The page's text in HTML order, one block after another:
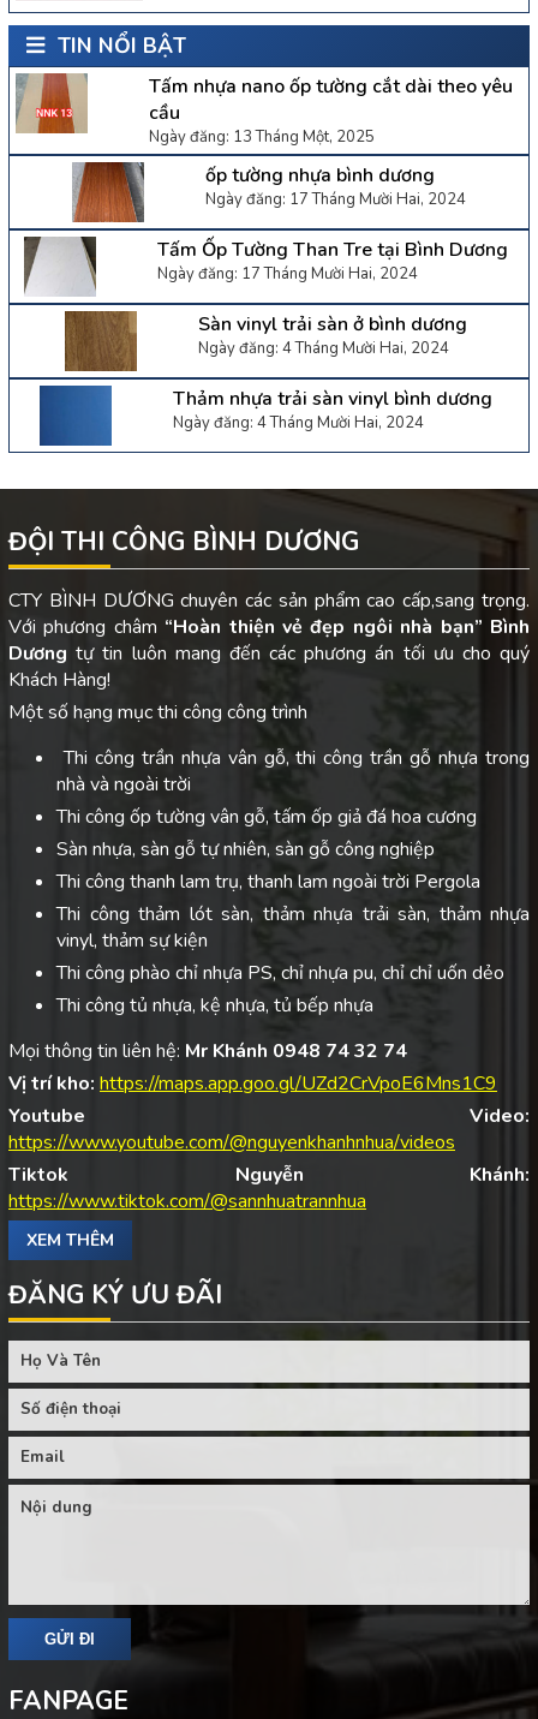
TIN NỔI BẬT
Tấm nhựa nano ốp tường cắt dài theo yêu
cầu
Ngày đăng: 13 Tháng Một, 2025
ốp tường nhựa bình dương
Ngày đăng: 17 Tháng Mười Hai, 2024
Tấm Ốp Tường Than Tre tại Bình Dương
Ngày đăng: 17 Tháng Mười Hai, 2024
Sàn vinyl trải sàn ở bình dương
Ngày đăng: 4 Tháng Mười Hai, 2024
Thảm nhựa trải sàn vinyl bình dương
Ngày đăng: 4 Tháng Mười Hai, 2024
ĐỘI THI CÔNG BÌNH DƯƠNG
CTY BÌNH DƯƠNG chuyên các sản phẩm cao cấp,sang trọng.
Với phương châm “Hoàn thiện vẻ đẹp ngôi nhà bạn” Bình
Dươngtự tin luôn mang đến các phương án tối ưu cho quý
Khách Hàng!
Một số hạng mục thi công công trình
Thi công trần nhựa vân gỗ, thi công trần gỗ nhựa trong
nhà và ngoài trời
Thi công ốp tường vân gỗ, tấm ốp giả đá hoa cương
Sàn nhựa, sàn gỗ tự nhiên, sàn gỗ công nghiệp
Thi công thanh lam trụ, thanh lam ngoài trời Pergola
Thi công thảm lót sàn, thảm nhựa trải sàn, thảm nhựa
vinyl, thảm sự kiện
Thi công phào chỉ nhựa PS, chỉ nhựa pu, chỉ chỉ uốn dẻo
Thi công tủ nhựa, kệ nhựa, tủ bếp nhựa
Mọi thông tin liên hệ: Mr Khánh 0948 74 32 74
Vị trí kho: https://maps.app.goo.gl/UZd2CrVpoE6Mns1C9
Youtube Video:
https://www.youtube.com/@nguyenkhanhnhua/videos
Tiktok Nguyễn Khánh:
https://www.tiktok.com/@sannhuatrannhua
XEM THÊM
ĐĂNG KÝ ƯU ĐÃI
FANPAGE